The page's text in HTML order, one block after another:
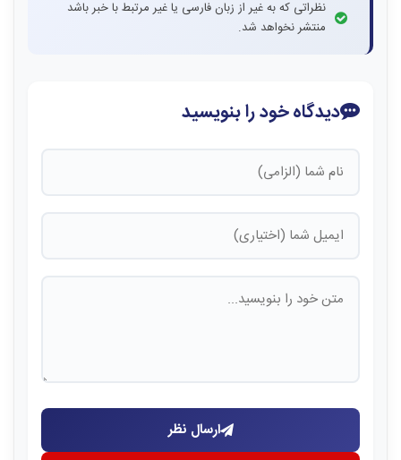
نظراتی که به غیر از زبان فارسی یا غیر مرتبط با خبر باشد
منتشر نخواهد شد.
دیدگاه خود را بنویسید
ارسال نظر